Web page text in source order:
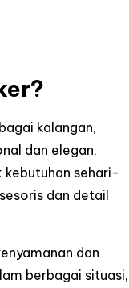
kalangan,
dan elegan,
kebutuhan sehari-
dan detail
dan
berbagai situasi,